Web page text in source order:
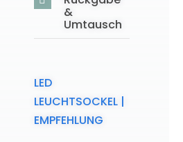
&
Umtausch
LED
LEUCHTSOCKEL |
EMPFEHLUNG